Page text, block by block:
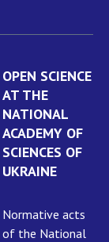
OPEN SCIENCE
AT THE
NATIONAL
ACADEMY OF
SCIENCES OF
UKRAINE
Normative acts
of the National